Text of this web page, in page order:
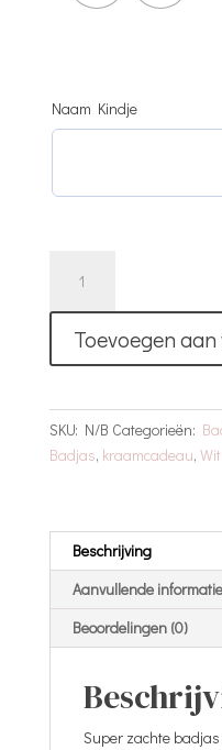
Naam Kindje
Oren
Met
|
Sand
aantal
Toevoegen
SKU: N/B Categorieën:
Badjas, kraamcadeau, Wit
Beschrijving
Aanvullende informatie
Beoordelingen (0)
Super zachte